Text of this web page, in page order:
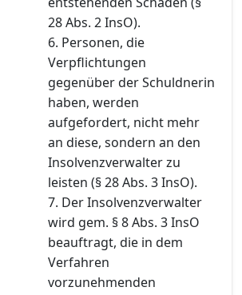
28 Abs. 2 InsO).
6. Personen, die
Verpflichtungen
gegenüber der Schuldnerin
haben, werden
aufgefordert, nicht mehr
an diese, sondern an den
Insolvenzverwalter zu
leisten (§ 28 Abs. 3 InsO).
7. Der Insolvenzverwalter
wird gem. § 8 Abs. 3 InsO
beauftragt, die in dem
Verfahren
vorzunehmenden